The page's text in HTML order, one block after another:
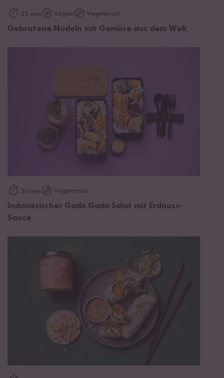
25 min Vegan Vegetarisch
Gebratene Nudeln mit Gemüse aus dem Wok
20 min Vegetarisch
Indonesischer Gado Gado Salat mit Erdnuss-
Sauce